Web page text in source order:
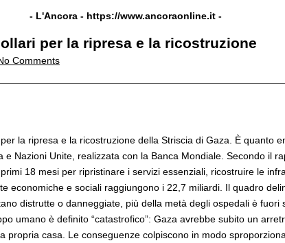
- L'Ancora - https://www.ancoraonline.it -
per la ripresa e la ricostruzione
Comments
la ripresa e la ricostruzione della Striscia di Gaza. È quanto
Nazioni Unite, realizzata con la Banca Mondiale. Secondo il
18 mesi per ripristinare i servizi essenziali, ricostruire le
economiche e sociali raggiungono i 22,7 miliardi. Il quadro
distrutte o danneggiate, più della metà degli ospedali è fuori
umano è definito “catastrofico”: Gaza avrebbe subito un
casa. Le conseguenze colpiscono in modo